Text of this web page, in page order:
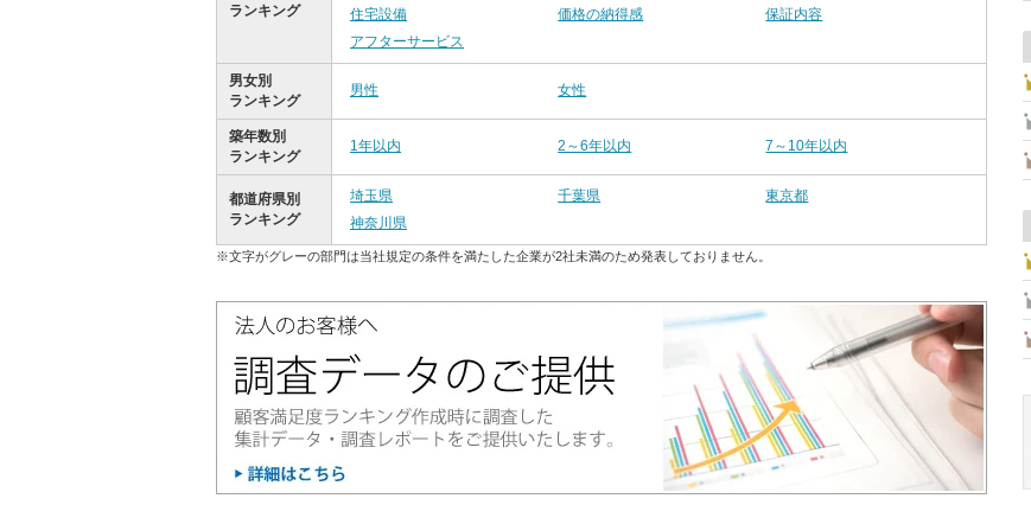
ランキング
住宅設備
価格の納得感
保証内容
アフターサービス
男女別
ランキング
男性 女性
築年数別
ランキング
1年以内 2～6年以内 7～10年以内
都道府県別
ランキング
埼玉県 千葉県
東京都
神奈川県
※文字がグレーの部門は当社規定の条件を満たした企業が2社未満のため発表しておりません。